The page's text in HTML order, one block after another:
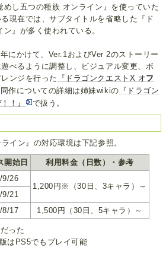
めし五つの種族 オンライン』を使っていた
現在では、サブタイトルを省略した『ド
』が多く使われている。
にかけて、Ver.1およびVer 2のストーリー
べるように調整し、ビジュアル変更、ボ
ンジを行った
『ドラゴンクエストX オフ
作についての詳細は姉妹wikiの 『ドラゴン
！』
で扱う。
イン』の対応環境は下記参照。
開始日
利用料金（日数）・参考
9/26
1,200円※（30日、3キャラ）～
9/21
8/17 1,500円（30日、5キャラ）～
った
はPS5でもプレイ可能